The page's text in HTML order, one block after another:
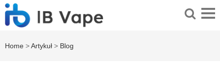
Home >Artykuł > Blog